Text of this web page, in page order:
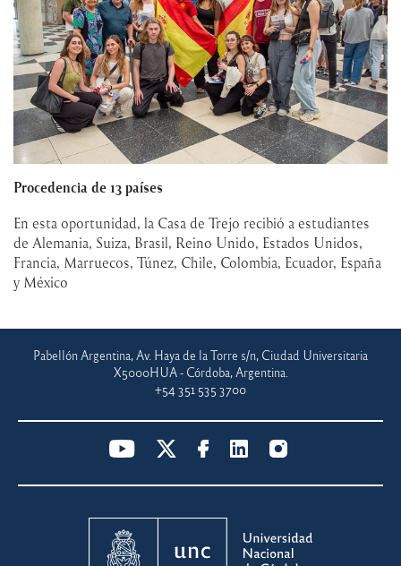
Procedencia de 13 países
En esta oportunidad, la Casa de Trejo recibió a estudiantes
de Alemania, Suiza, Brasil, Reino Unido, Estados Unidos,
Francia, Marruecos, Túnez, Chile, Colombia, Ecuador, España
y México
Pabellón Argentina, Av. Haya de la Torre s/n, Ciudad Universitaria
X5000HUA - Córdoba, Argentina.
+54 351 535 3700